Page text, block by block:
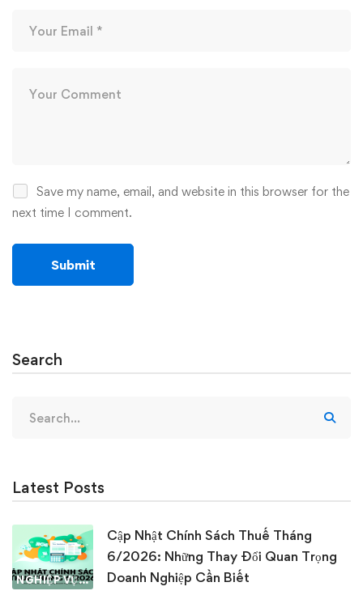
Save my name, email, and website in this browser for the
next time I comment.
Search
for:
Latest Posts
NGHIỆP VỤ KẾ TOÁN & THUẾ
Cập Nhật Chính Sách Thuế Tháng
6/2026: Những Thay Đổi Quan Trọng
Doanh Nghiệp Cần Biết